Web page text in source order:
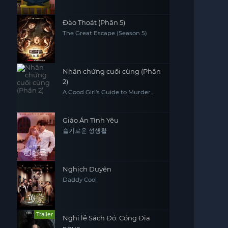
Đào Thoát (Phần 5)
The Great Escape (Season 5)
Nhân chứng cuối cùng (Phần
2)
A Good Girl's Guide to Murder
Giáo Án Tình Yêu
슬기로운 성생활
Nghịch Duyên
Daddy Cool
Trailer
Nghi lễ Sách Đỏ: Cổng Địa